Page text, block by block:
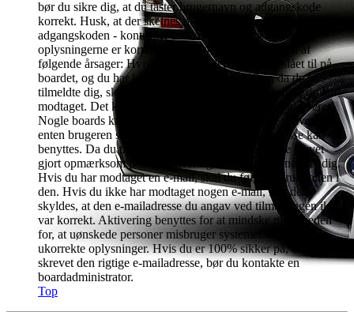
bør du sikre dig, at du taster brugernavn og adgangskode
korrekt. Husk, at der skelnes mellem store og små bogstaver i
adgangskoden - kontroller tasten "Caps Lock". Hvis
oplysningerne er korrekte, kan problemet skyldes en af
følgende årsager: Hvis COPPA-understøttelse er slået til på
boardet, og du har klikket på jeg er under 13 år, da du
tilmeldte dig, skal du følge instruktionen i den e-mail, du har
modtaget. Det kan også skyldes, at din konto skal aktiveres.
Nogle boards kræver at nyoprettede brugerkonti aktiveres af
enten brugeren selv eller en administrator, inden disse kan
benyttes. Da du tilmeldte dig, skulle du gerne være blevet
gjort opmærksom på om aktivering af kontoen er nødvendig.
Hvis du har modtaget en e-mail, skal du følge instruktionen i
den. Hvis du ikke har modtaget nogen e-mail, kan det
skyldes, at den e-mailadresse du angav ved tilmeldingen ikke
var korrekt. Aktivering benyttes for at mindske muligheden
for, at uønskede personer misbruger systemet ved at give
ukorrekte oplysninger. Hvis du er 100% sikker på, at du har
skrevet den rigtige e-mailadresse, bør du kontakte en
boardadministrator.
Top